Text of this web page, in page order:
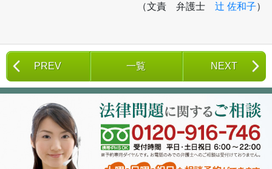
（文責 弁護士 辻 佐和子）
PREV 一覧 NEXT